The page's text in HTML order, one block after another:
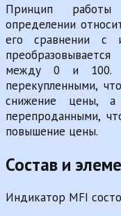
Принцип работы
определении
его сравнении с
между 0 и 100.
перекупленными,
снижение цены, а
перепроданными,
повышение цены.
Состав и
Индикатор MFI